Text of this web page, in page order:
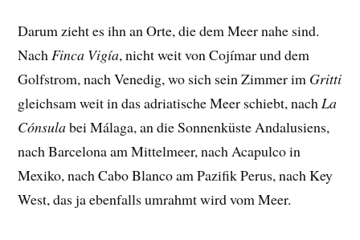
Darum zieht es ihn an Orte, die dem Meer nahe sind.
NachFinca Vigía, nicht weit von Cojímar und dem
Golfstrom, nach Venedig, wo sich sein Zimmer im Gritti
gleichsam weit in das adriatische Meer schiebt, nachLa
Cónsulabei Málaga, an die Sonnenküste Andalusiens,
nach Barcelona am Mittelmeer, nach Acapulco in
Mexiko, nach Cabo Blanco am Pazifik Perus, nach Key
West, das ja ebenfalls umrahmt wird vom Meer.